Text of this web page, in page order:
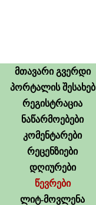
მთავარი გვერდი
პორტალის შესახებ
რეგისტრაცია
ნაწარმოებები
კომენტარები
რეცენზიები
დღიურები
წევრები
ლიტ-მოვლენა